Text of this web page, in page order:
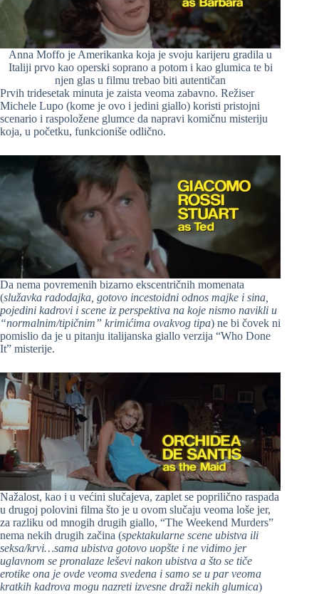
Anna Moffo je Amerikanka koja je svoju karijeru gradila u
Italiji prvo kao operski soprano a potom i kao glumica te bi
njen glas u filmu trebao biti autentičan
Prvih tridesetak minuta je zaista veoma zabavno. Režiser
Michele Lupo (kome je ovo i jedini giallo) koristi pristojni
scenario i raspoložene glumce da napravi komičnu misteriju
koja, u početku, funkcioniše odlično.
Da nema povremenih bizarno ekscentričnih momenata
(služavka radodajka, gotovo incestoidni odnos majke i sina,
pojedini kadrovi i scene iz perspektiva na koje nismo navikli u
“normalnim/tipičnim” krimićima ovakvog tipa) ne bi čovek ni
pomislio da je u pitanju italijanska giallo verzija “Who Done
It” misterije.
Nažalost, kao i u većini slučajeva, zaplet se poprilično raspada
u drugoj polovini filma što je u ovom slučaju veoma loše jer,
za razliku od mnogih drugih giallo, “The Weekend Murders”
nema nekih drugih začina (spektakularne scene ubistva ili
seksa/krvi…sama ubistva gotovo uopšte i ne vidimo jer
uglavnom se pronalaze leševi nakon ubistva a što se tiče
erotike ona je ovde veoma svedena i samo se u par veoma
kratkih kadrova mogu nazreti izvesne draži nekih glumica)